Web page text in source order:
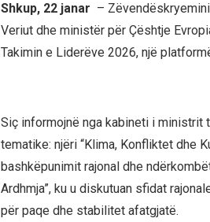
Shkup, 22 janar –
Veriut dhe ministër për Çështje
Takimin e Liderëve 2026, një
Siç informojnë nga kabineti i ministrit
tematike: njëri “Klima, Konfliktet dhe
bashkëpunimit rajonal dhe
Ardhmja”, ku u diskutuan sfidat
për paqe dhe stabilitet afatgjatë.